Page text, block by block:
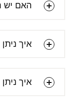
האם יש
איך
איך